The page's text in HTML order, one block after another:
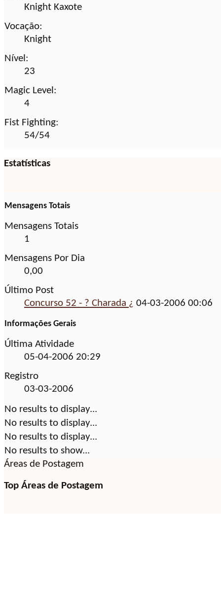
Knight Kaxote
Vocação:
Knight
Nível:
23
Magic Level:
4
Fist Fighting:
54/54
Estatísticas
Mensagens Totais
Mensagens Totais
1
Mensagens Por Dia
0,00
Último Post
Concurso 52 - ? Charada ¿ 04-03-2006 00:06
Informações Gerais
Última Atividade
05-04-2006 20:29
Registro
03-03-2006
No results to display...
No results to display...
No results to display...
No results to show...
Áreas de Postagem
Top Áreas de Postagem